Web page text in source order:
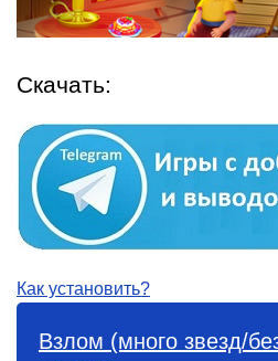
Скачать:
Как установить?
Взлом (много звезд/